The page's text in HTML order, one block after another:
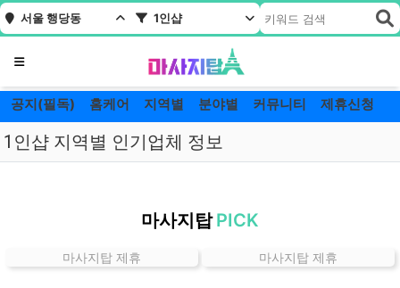
서울 행당동 1인샵
메뉴
공지(필독) 홈케어 지역별 분야별 커뮤니티 제휴신청
1인샵 지역별 인기업체 정보
동
마사지탑 PICK
마사지탑 제휴 마사지탑 제휴